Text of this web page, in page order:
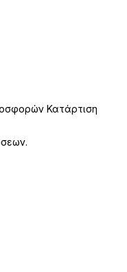
Κατάρτιση